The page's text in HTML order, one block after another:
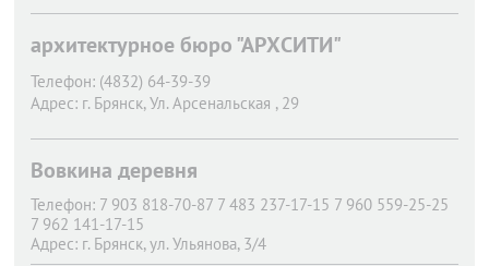
архитектурное бюро "АРХСИТИ"
Телефон: (4832) 64-39-39
Адрес: г. Брянск, Ул. Арсенальская , 29
Вовкина деревня
Телефон: 7 903 818-70-87 7 483 237-17-15 7 960 559-25-25
7 962 141-17-15
Адрес: г. Брянск, ул. Ульянова, 3/4